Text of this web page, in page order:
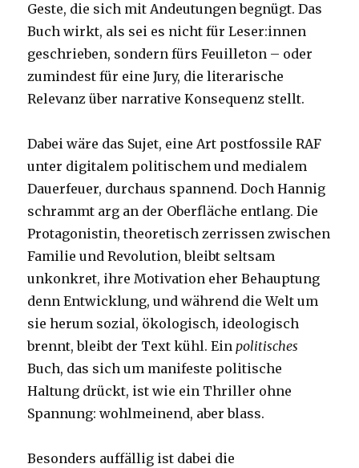
Geste, die sich mit Andeutungen begnügt. Das
Buch wirkt, als sei es nicht für Leser:innen
geschrieben, sondern fürs Feuilleton – oder
zumindest für eine Jury, die literarische
Relevanz über narrative Konsequenz stellt.
Dabei wäre das Sujet, eine Art postfossile RAF
unter digitalem politischem und medialem
Dauerfeuer, durchaus spannend. Doch Hannig
schrammt arg an der Oberfläche entlang. Die
Protagonistin, theoretisch zerrissen zwischen
Familie und Revolution, bleibt seltsam
unkonkret, ihre Motivation eher Behauptung
denn Entwicklung, und während die Welt um
sie herum sozial, ökologisch, ideologisch
brennt, bleibt der Text kühl. Einpolitisches
Buch, das sich um manifeste politische
Haltung drückt, ist wie ein Thriller ohne
Spannung: wohlmeinend, aber blass.
Besonders auffällig ist dabei die